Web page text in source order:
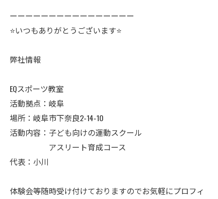
ーーーーーーーーーーーーーーーー
⭐️いつもありがとうございます⭐️
弊社情報
EQスポーツ教室
活動拠点：岐阜
場所：岐阜市下奈良2-14-10
活動内容：子ども向けの運動スクール
アスリート育成コース
代表：小川
体験会等随時受け付けておりますのでお気軽にプロフィ